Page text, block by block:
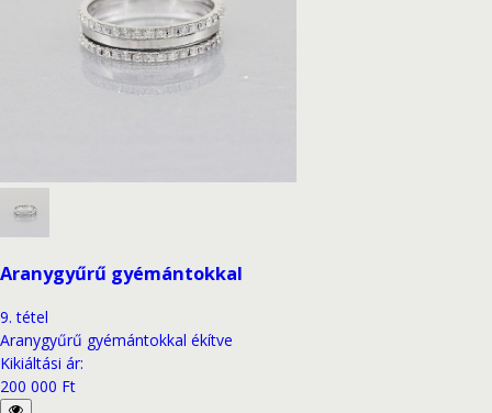
Aranygyűrű gyémántokkal
9. tétel
Aranygyűrű gyémántokkal ékítve
Kikiáltási ár:
200 000 Ft